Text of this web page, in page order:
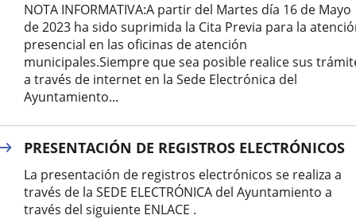
NOTA INFORMATIVA:A partir del Martes día 16 de Mayo
de 2023 ha sido suprimida la Cita Previa para la
presencial en las oficinas de atención
municipales.Siempre que sea posible realice sus
a través de internet en la Sede Electrónica del
Ayuntamiento...
PRESENTACIÓN DE REGISTROS ELECTRÓNICOS
La presentación de registros electrónicos se realiza a
través de la SEDE ELECTRÓNICA del Ayuntamiento a
través del siguiente ENLACE .